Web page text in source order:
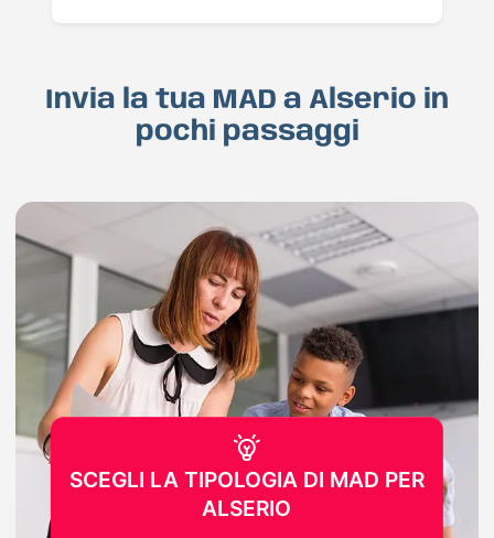
Invia la tua MAD a Alserio in
pochi passaggi
SCEGLI LA TIPOLOGIA DI MAD PER
ALSERIO